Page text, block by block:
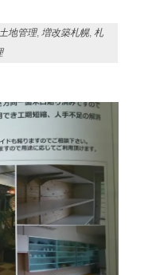
地管理,増改築札幌,札